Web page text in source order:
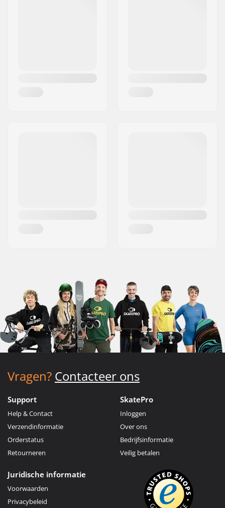
Vragen? Contacteer ons
Support
Help & Contact
Verzendinformatie
Orderstatus
Retourneren
SkatePro
Inloggen
Over ons
Bedrijfsinformatie
Veilig betalen
Juridische informatie
Voorwaarden
Privacybeleid